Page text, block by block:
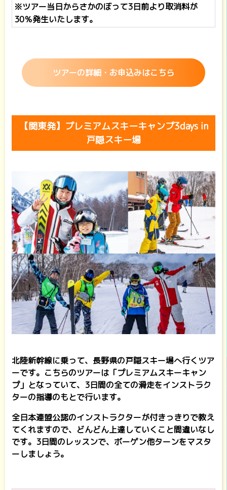
※ツアー当日からさかのぼって3日前より取消料が
30％発生いたします。
ツアーの詳細・お申込みはこちら
【関東発】プレミアムスキーキャンプ3days in
戸隠スキー場
北陸新幹線に乗って、長野県の戸隠スキー場へ行くツア
ーです。こちらのツアーは「プレミアムスキーキャン
プ」となっていて、3日間の全ての滑走をインストラク
ターの指導のもとで行います。
全日本連盟公認のインストラクターが付きっきりで教え
てくれますので、どんどん上達していくこと間違いなし
です。3日間のレッスンで、ボーゲン他ターンをマスタ
ーしましょう。